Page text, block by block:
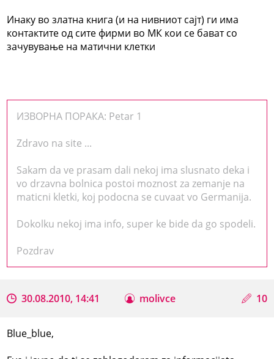
Инаку во златна книга (и на нивниот сајт) ги има
контактите од сите фирми во МК кои се бават со
зачувување на матични клетки
ИЗВОРНА ПОРАКА: Petar 1
Zdravo na site ...
Sakam da ve prasam dali nekoj ima slusnato deka i
vo drzavna bolnica postoi moznost za zemanje na
maticni kletki, koj podocna se cuvaat vo Germanija.
Dokolku nekoj ima info, super ke bide da go spodeli.
Pozdrav
30.08.2010, 14:41 molivce 10
Blue_blue,